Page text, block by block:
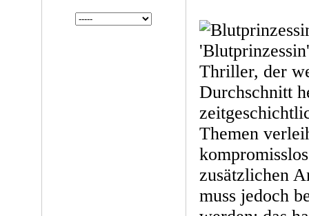
Thriller, der
Durchschnitt
Themen
zusätzlichen
muss jedoch